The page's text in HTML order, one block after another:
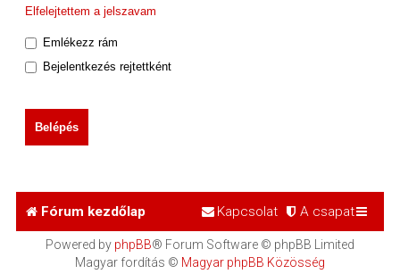
Elfelejtettem a jelszavam
Emlékezz rám
Bejelentkezés rejtettként
Fórum kezdőlap A csapat
Kapcsolat
Powered by phpBB® Forum Software © phpBB Limited
Magyar fordítás © Magyar phpBB Közösség